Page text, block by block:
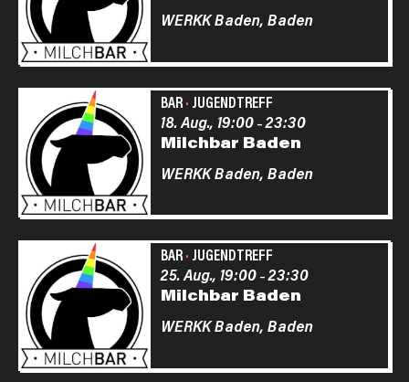
WERKK Baden, Baden
BAR· JUGENDTREFF
Milchbar Baden
18. Aug., 19:00–23:30
WERKK Baden, Baden
BAR· JUGENDTREFF
Milchbar Baden
25. Aug., 19:00–23:30
WERKK Baden, Baden